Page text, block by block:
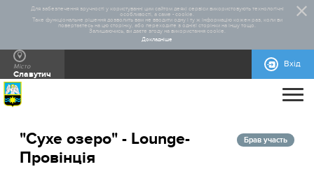
Для забезпечення зручності у користуванні цим сайтом деякі сервіси використовують технологічні
особливості, а саме - cookie.
Таке функціональне рішення дозволить вам не вводити одну і ту ж інформацію кожен раз, коли ви
повертаєтесь на цю сторінку, або переходите з однієї сторінки на іншу тощо.
Залишаючись, ви даєте згоду на використання cookie.
Докладніше
Місто
Славутич
Вхід
ПРО ПРОЄКТ
ЗАГАЛЬНА ІНФОРМАЦІЯ
СТАТИСТИКА
РЕАЛІЗОВАНІ ПРОЄКТИ
ДОПОМОГА
"Сухе озеро" - Lounge-
Провінція
Брав участь